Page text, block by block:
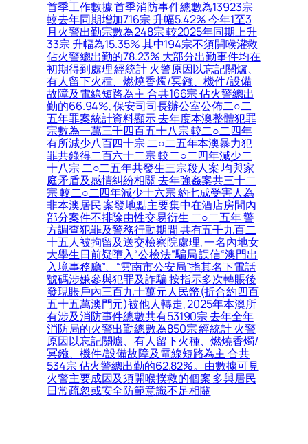
首季工作數據 首季消防事件總數為13923宗
較去年同期增加716宗 升幅5.42% 今年1至3
月火警出勤宗數為248宗 較2025年同期上升
33宗 升幅為15.35% 其中194宗不須開喉灌救
佔火警總出勤的78.23% 大部分出勤事件均在
初期得到處理 經統計 火警原因以忘記關爐、
有人留下火種、燃燒香燭/冥鏹、機件/設備
故障及電線短路為主 合共166宗 佔火警總出
勤的66.94%, 保安司司長辦公室公佈二○二
五年罪案統計資料顯示 去年度本澳整體犯罪
宗數為一萬三千四百五十八宗 較二○二四年
有所減少八百四十宗 二○二五年本澳暴力犯
罪共錄得二百六十二宗 較二○二四年減少二
十八宗 二○二五年共發生三宗殺人案 均與家
庭矛盾及感情糾紛相關 去年強姦案共三十二
宗 較二○二四年減少十六宗 約七成受害人為
非本澳居民 案發地點主要集中在酒店房間內
部分案件不排除由性交易衍生 二○二五年 警
方調查犯罪及警務行動期間 共有五千九百二
十五人被拘留及送交檢察院處理, 一名內地女
大學生日前疑墮入“公檢法”騙局 誤信“澳門出
入境事務廳”、“雲南市公安局”指其名下電話
號碼涉嫌參與犯罪及詐騙 按指示多次轉賬後
發現賬戶內三百九十萬元人民幣(折合約四百
五十五萬澳門元)被他人轉走, 2025年本澳所
有涉及消防事件總數共有53190宗 去年全年
消防局的火警出勤總數為850宗 經統計 火警
原因以忘記關爐、有人留下火種、燃燒香燭/
冥鏹、機件/設備故障及電線短路為主 合共
534宗 佔火警總出勤的62.82%。由數據可見
火警主要成因及須開喉撲救的個案 多與居民
日常疏忽或安全防範意識不足相關